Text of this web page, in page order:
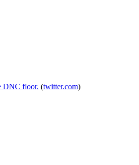
DNC floor. (twitter.com)